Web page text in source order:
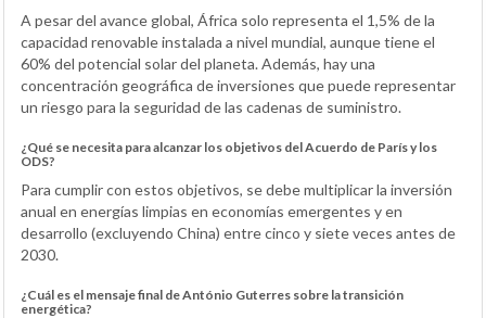
A pesar del avance global, África solo representa el 1,5% de la
capacidad renovable instalada a nivel mundial, aunque tiene el
60% del potencial solar del planeta. Además, hay una
concentración geográfica de inversiones que puede representar
un riesgo para la seguridad de las cadenas de suministro.
¿Qué se necesita para alcanzar los objetivos del Acuerdo de París y los
ODS?
Para cumplir con estos objetivos, se debe multiplicar la inversión
anual en energías limpias en economías emergentes y en
desarrollo (excluyendo China) entre cinco y siete veces antes de
2030.
¿Cuál es el mensaje final de António Guterres sobre la transición
energética?